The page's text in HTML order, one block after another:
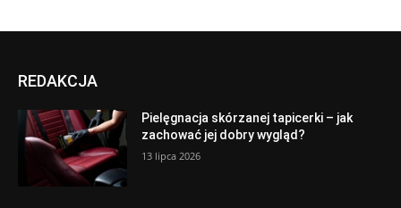
REDAKCJA
Pielęgnacja skórzanej tapicerki – jak
zachować jej dobry wygląd?
13 lipca 2026